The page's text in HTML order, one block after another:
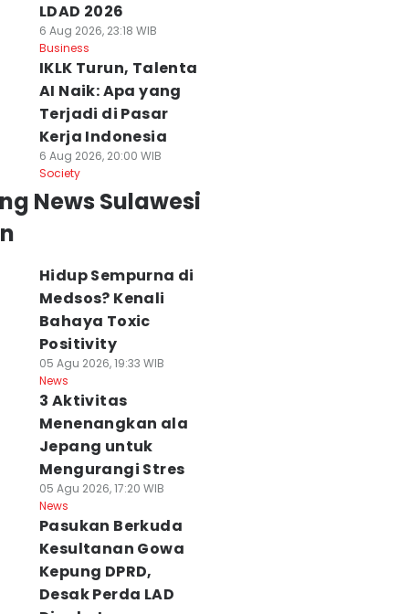
LDAD 2026
6 Aug 2026, 23:18 WIB
Business
IKLK Turun, Talenta
AI Naik: Apa yang
Terjadi di Pasar
Kerja Indonesia
6 Aug 2026, 20:00 WIB
Society
News Sulawesi
Hidup Sempurna di
Medsos? Kenali
Bahaya Toxic
Positivity
05 Agu 2026, 19:33 WIB
News
3 Aktivitas
Menenangkan ala
Jepang untuk
Mengurangi Stres
05 Agu 2026, 17:20 WIB
News
Pasukan Berkuda
Kesultanan Gowa
Kepung DPRD,
Desak Perda LAD